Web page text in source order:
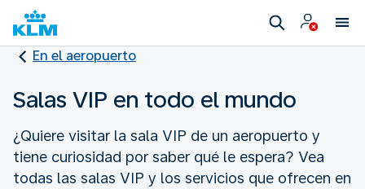
En el aeropuerto
Salas VIP en todo el mundo
¿Quiere visitar la sala VIP de un aeropuerto y
tiene curiosidad por saber qué le espera? Vea
todas las salas VIP y los servicios que ofrecen en